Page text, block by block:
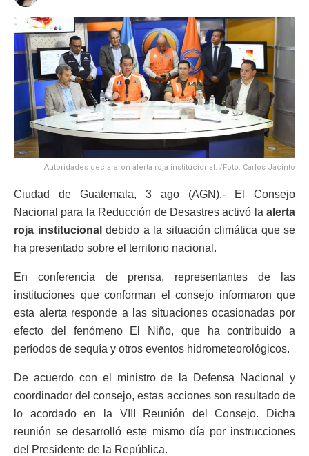
Autoridades declararon alerta roja institucional. /Foto: Carlos Jacinto
Ciudad de Guatemala, 3 ago (AGN).- El Consejo
Nacional para la Reducción de Desastres activó la alerta
roja institucional debido a la situación climática que se
ha presentado sobre el territorio nacional.
En conferencia de prensa, representantes de las
instituciones que conforman el consejo informaron que
esta alerta responde a las situaciones ocasionadas por
efecto del fenómeno El Niño, que ha contribuido a
períodos de sequía y otros eventos hidrometeorológicos.
De acuerdo con el ministro de la Defensa Nacional y
coordinador del consejo, estas acciones son resultado de
lo acordado en la VIII Reunión del Consejo. Dicha
reunión se desarrolló este mismo día por instrucciones
del Presidente de la República.